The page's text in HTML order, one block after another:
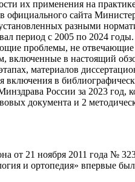
их применения на
сайта
разными
период с 2005 по 2024
проблемы, не
включенные в настоящий
материалов
включения в
России за 2023
документа и 2
от 21 ноября 2011 года №
и ортопедия» впервые